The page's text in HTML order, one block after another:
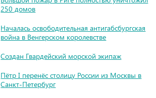
250 домов
Началась освободительная антигабсбургская
война в Венгерском королевстве
Создан Гвардейский морской экипаж
Пётр I перенёс столицу России из Москвы в
Санкт-Петербург